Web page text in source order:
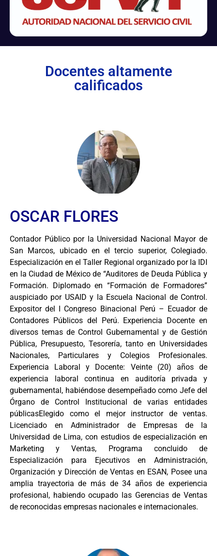
Docentes altamente
calificados
OSCAR FLORES
Contador Público por la Universidad Nacional Mayor de
San Marcos, ubicado en el tercio superior, Colegiado.
Especialización en el Taller Regional organizado por la IDI
en la Ciudad de México de “Auditores de Deuda Pública y
Formación. Diplomado en “Formación de Formadores”
auspiciado por USAID y la Escuela Nacional de Control.
Expositor del I Congreso Binacional Perú – Ecuador de
Contadores Públicos del Perú. Experiencia Docente en
diversos temas de Control Gubernamental y de Gestión
Pública, Presupuesto, Tesorería, tanto en Universidades
Nacionales, Particulares y Colegios Profesionales.
Experiencia Laboral y Docente: Veinte (20) años de
experiencia laboral continua en auditoría privada y
gubernamental, habiéndose desempeñado como Jefe del
Órgano de Control Institucional de varias entidades
públicasElegido como el mejor instructor de ventas.
Licenciado en Administrador de Empresas de la
Universidad de Lima, con estudios de especialización en
Marketing y Ventas, Programa concluido de
Especialización para Ejecutivos en Administración,
Organización y Dirección de Ventas en ESAN, Posee una
amplia trayectoria de más de 34 años de experiencia
profesional, habiendo ocupado las Gerencias de Ventas
de reconocidas empresas nacionales e internacionales.